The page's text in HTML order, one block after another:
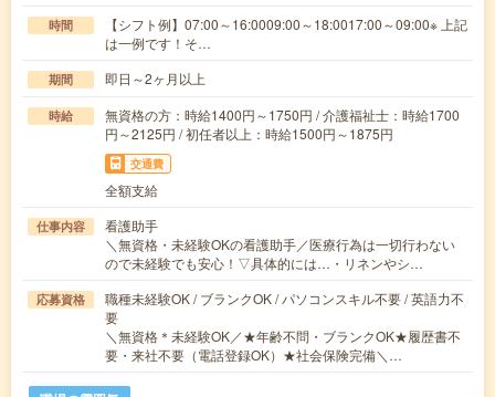
時間
【シフト例】07:00～16:0009:00～18:0017:00～09:00※ 上記
は一例です！そ…
期間 即日～2ヶ月以上
時給
無資格の方：時給1400円～1750円 / 介護福祉士：時給1700
円～2125円 / 初任者以上：時給1500円～1875円
交通費
全額支給
仕事内容
看護助手
＼無資格・未経験OKの看護助手／医療行為は一切行わない
ので未経験でも安心！▽具体的には…・リネンやシ…
応募資格
職種未経験OK / ブランクOK / パソコンスキル不要 / 英語力不
要
＼無資格＊未経験OK／★年齢不問・ブランクOK★履歴書不
要・来社不要（電話登録OK）★社会保険完備＼…